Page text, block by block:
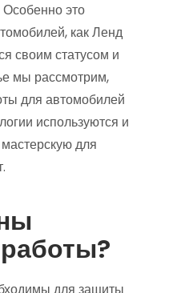
это
как Ленд
своим статусом и
мы рассмотрим,
для автомобилей
используются и
для